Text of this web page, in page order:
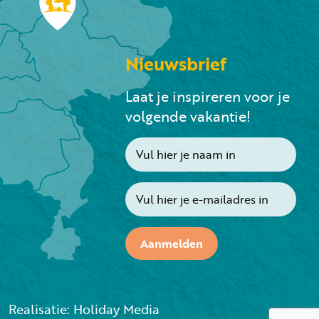
Nieuwsbrief
Laat je inspireren voor je
volgende vakantie!
Aanmelden
Realisatie: Holiday Media